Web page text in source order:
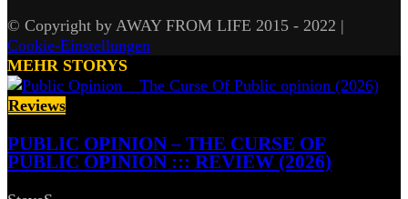
© Copyright by AWAY FROM LIFE 2015 - 2022 |
Cookie-Einstellungen
MEHR STORYS
Reviews
PUBLIC OPINION – THE CURSE OF
PUBLIC OPINION ::: REVIEW (2026)